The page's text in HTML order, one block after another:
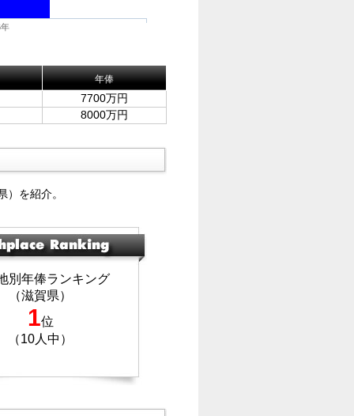
年俸
7700万円
8000万円
を紹介。
別年俸ランキング
（滋賀県）
1位
（10人中）